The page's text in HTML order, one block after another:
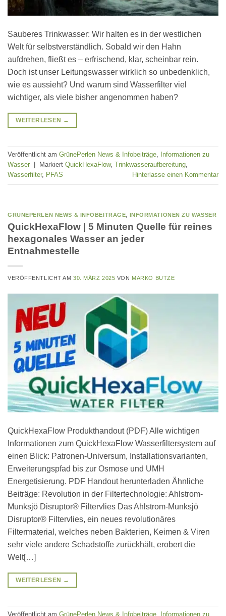
Sauberes Trinkwasser: Wir halten es in der westlichen
Welt für selbstverständlich. Sobald wir den Hahn
aufdrehen, fließt es – erfrischend, klar, scheinbar rein.
Doch ist unser Leitungswasser wirklich so unbedenklich,
wie es aussieht? Und warum sind Wasserfilter viel
wichtiger, als viele bisher angenommen haben?
WEITERLESEN →
Veröffentlicht am GrünePerlen News & Infobeiträge,
Informationen zu
Wasser
Markiert QuickHexaFlow, Trinkwasseraufbereitung,
Wasserfilter, PFAS Hinterlasse einen Kommentar
GRÜNEPERLEN NEWS & INFOBEITRÄGE, INFORMATIONEN ZU WASSER
QuickHexaFlow | 5 Minuten Quelle für reines
hexagonales Wasser an jeder
Entnahmestelle
VERÖFFENTLICHT AM30. MÄRZ 2025 VON MARKO BUTZE
QuickHexaFlow Produkthandout (PDF) Alle wichtigen
Informationen zum QuickHexaFlow Wasserfiltersystem auf
einen Blick: Patronen-Universum, Installationsvarianten,
Erweiterungspfad bis zur Osmose und UMH
Energetisierung. PDF Handout herunterladen Ähnliche
Beiträge: Revolution in der Filtertechnologie: Ahlstrom-
Munksjö Disruptor® Filtervlies Das Ahlstrom-Munksjö
Disruptor® Filtervlies, ein neues revolutionäres
Filtermaterial, welches neben Bakterien, Keimen & Viren
sehr viele andere Schadstoffe zurückhält, erobert die
Welt[…]
WEITERLESEN →
Veröffentlicht am GrünePerlen News & Infobeiträge Informationen zu